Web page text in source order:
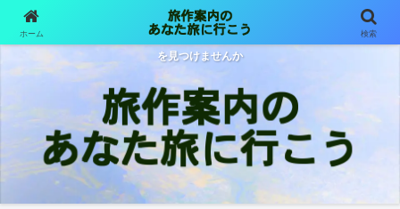
旅は目的も行先も様々 旅作案内が体験した旅をご紹介します あなた色の旅
を見つけませんか
ホーム 検索